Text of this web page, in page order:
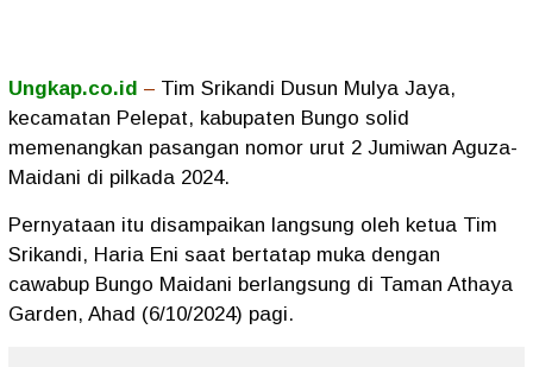
Ungkap.co.id – Tim Srikandi Dusun Mulya Jaya,
kecamatan Pelepat, kabupaten Bungo solid
memenangkan pasangan nomor urut 2 Jumiwan Aguza-
Maidani di pilkada 2024.
Pernyataan itu disampaikan langsung oleh ketua Tim
Srikandi, Haria Eni saat bertatap muka dengan
cawabup Bungo Maidani berlangsung di Taman Athaya
Garden, Ahad (6/10/2024) pagi.